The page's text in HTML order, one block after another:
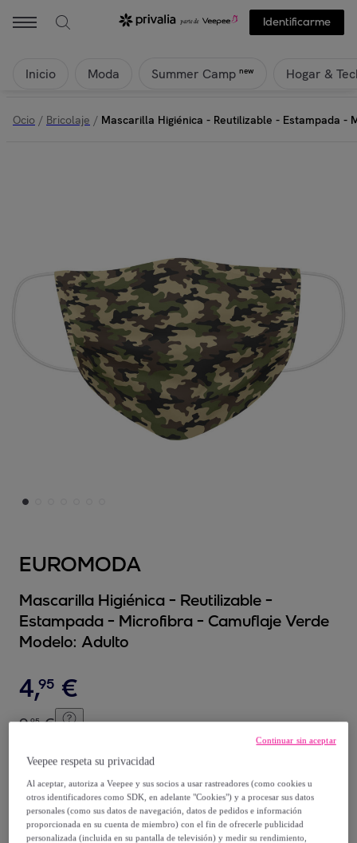
Identificarme
Inicio Moda Summer Camp new Hogar &
Ocio / Bricolaje / Mascarilla Higiénica - Reutilizable - Estampada -
EUROMODA
Mascarilla Higiénica - Reutilizable -
Estampada - Microfibra - Camuflaje Verde
Modelo: Adulto
4,95 €
9,95 €
Vendido porCreaciones Euromoda
Veepee respeta su privacidad
Al aceptar, autoriza a Veepee y sus socios a usar rastreadores (como cookies u
otros identificadores como SDK, en adelante "Cookies") y a procesar sus datos
personales (como sus datos de navegación, datos de pedidos e información
proporcionada en su cuenta de miembro) con el fin de ofrecerle publicidad
personalizada (incluida en su pantalla de televisión) y medir su rendimiento,
Continuar sin aceptar